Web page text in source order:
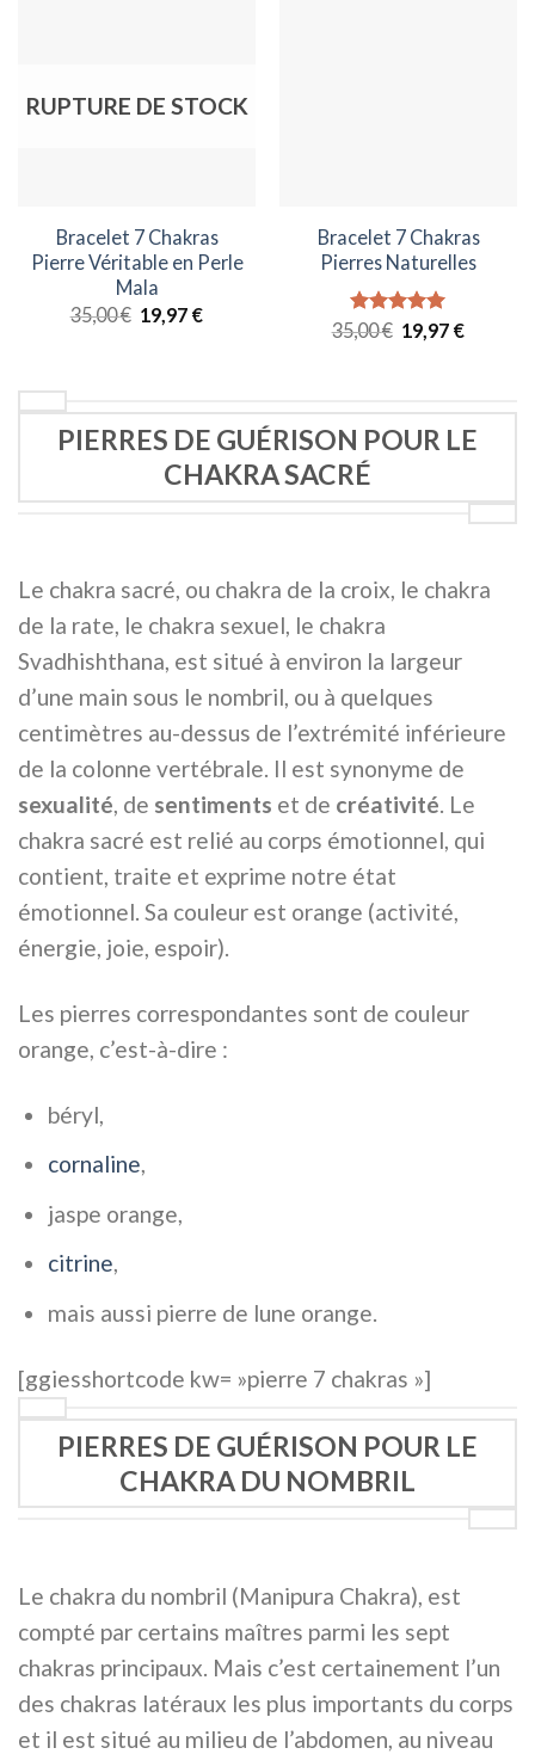
RUPTURE DE STOCK
Bracelet 7 Chakras
Pierre Véritable en Perle
Mala
35,00€ Le
prix
19,97 €Le
Bracelet 7 Chakras
Pierres Naturelles
Note 5.00
35,00€ Le
prix
19,97 €Le
PIERRES DE GUÉRISON POUR LE
CHAKRA SACRÉ
Le chakra sacré, ou chakra de la croix, le chakra
de la rate, le chakra sexuel, le chakra
Svadhishthana, est situé à environ la largeur
d’une main sous le nombril, ou à quelques
centimètres au-dessus de l’extrémité inférieure
de la colonne vertébrale. Il est synonyme de
sexualité, de sentiments et de créativité. Le
chakra sacré est relié au corps émotionnel, qui
contient, traite et exprime notre état
émotionnel. Sa couleur est orange (activité,
énergie, joie, espoir).
Les pierres correspondantes sont de couleur
orange, c’est-à-dire :
béryl,
cornaline,
jaspe orange,
citrine,
mais aussi pierre de lune orange.
[ggiesshortcode kw= »pierre 7 chakras »]
PIERRES DE GUÉRISON POUR LE
CHAKRA DU NOMBRIL
Le chakra du nombril (Manipura Chakra), est
compté par certains maîtres parmi les sept
chakras principaux. Mais c’est certainement l’un
des chakras latéraux les plus importants du corps
et il est situé au milieu de l’abdomen, au niveau